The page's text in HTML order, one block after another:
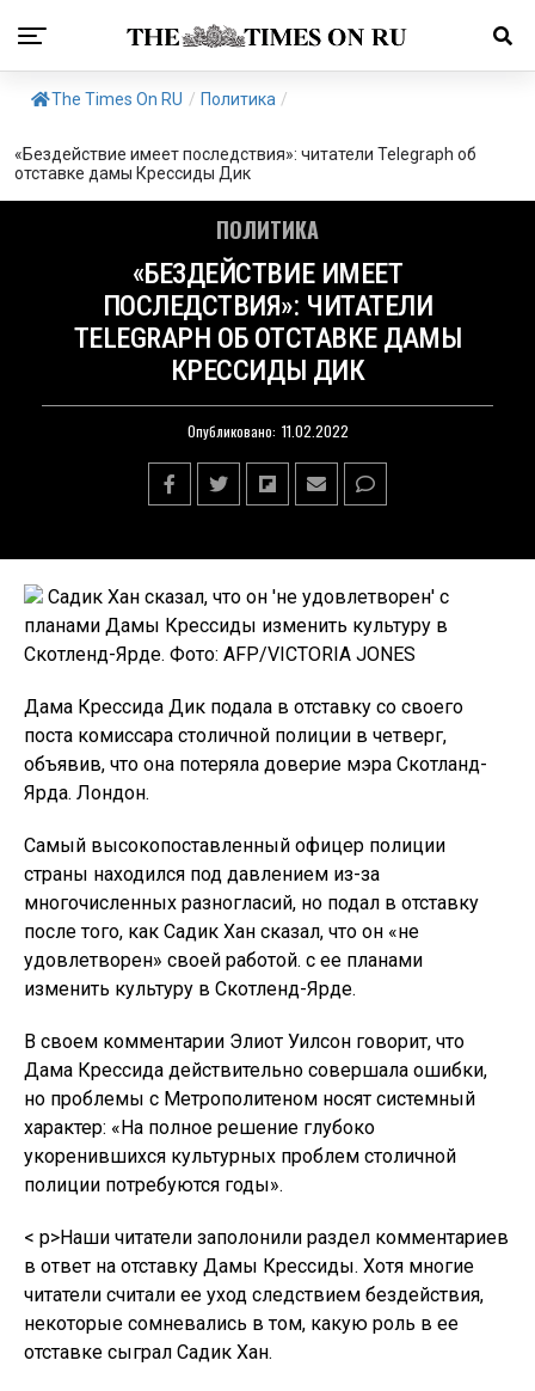
The Times On RU / Политика /
«Бездействие имеет последствия»: читатели Telegraph об
отставке дамы Крессиды Дик
ПОЛИТИКА
«БЕЗДЕЙСТВИЕ ИМЕЕТ
ПОСЛЕДСТВИЯ»: ЧИТАТЕЛИ
TELEGRAPH ОБ ОТСТАВКЕ ДАМЫ
КРЕССИДЫ ДИК
Опубликовано: 11.02.2022
Садик Хан сказал, что он 'не удовлетворен' с
планами Дамы Крессиды изменить культуру в
Скотленд-Ярде. Фото: AFP/VICTORIA JONES
Дама Крессида Дик подала в отставку со своего
поста комиссара столичной полиции в четверг,
объявив, что она потеряла доверие мэра Скотланд-
Ярда. Лондон.
Самый высокопоставленный офицер полиции
страны находился под давлением из-за
многочисленных разногласий, но подал в отставку
после того, как Садик Хан сказал, что он «не
удовлетворен» своей работой. с ее планами
изменить культуру в Скотленд-Ярде.
В своем комментарии Элиот Уилсон говорит, что
Дама Крессида действительно совершала ошибки,
но проблемы с Метрополитеном носят системный
характер: «На полное решение глубоко
укоренившихся культурных проблем столичной
полиции потребуются годы».
< p>Наши читатели заполонили раздел комментариев
в ответ на отставку Дамы Крессиды. Хотя многие
читатели считали ее уход следствием бездействия,
некоторые сомневались в том, какую роль в ее
отставке сыграл Садик Хан.